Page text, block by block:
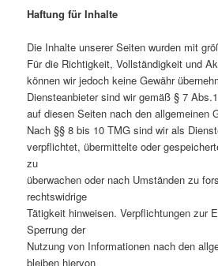
Haftung für Inhalte
Die Inhalte unserer Seiten wurden mit
Für die Richtigkeit, Vollständigkeit und
können wir jedoch keine Gewähr
Diensteanbieter sind wir gemäß § 7
auf diesen Seiten nach den allgemeinen
Nach §§ 8 bis 10 TMG sind wir als
verpflichtet, übermittelte oder
zu
überwachen oder nach Umständen zu
rechtswidrige
Tätigkeit hinweisen. Verpflichtungen zur
Sperrung der
Nutzung von Informationen nach den
bleiben hiervon